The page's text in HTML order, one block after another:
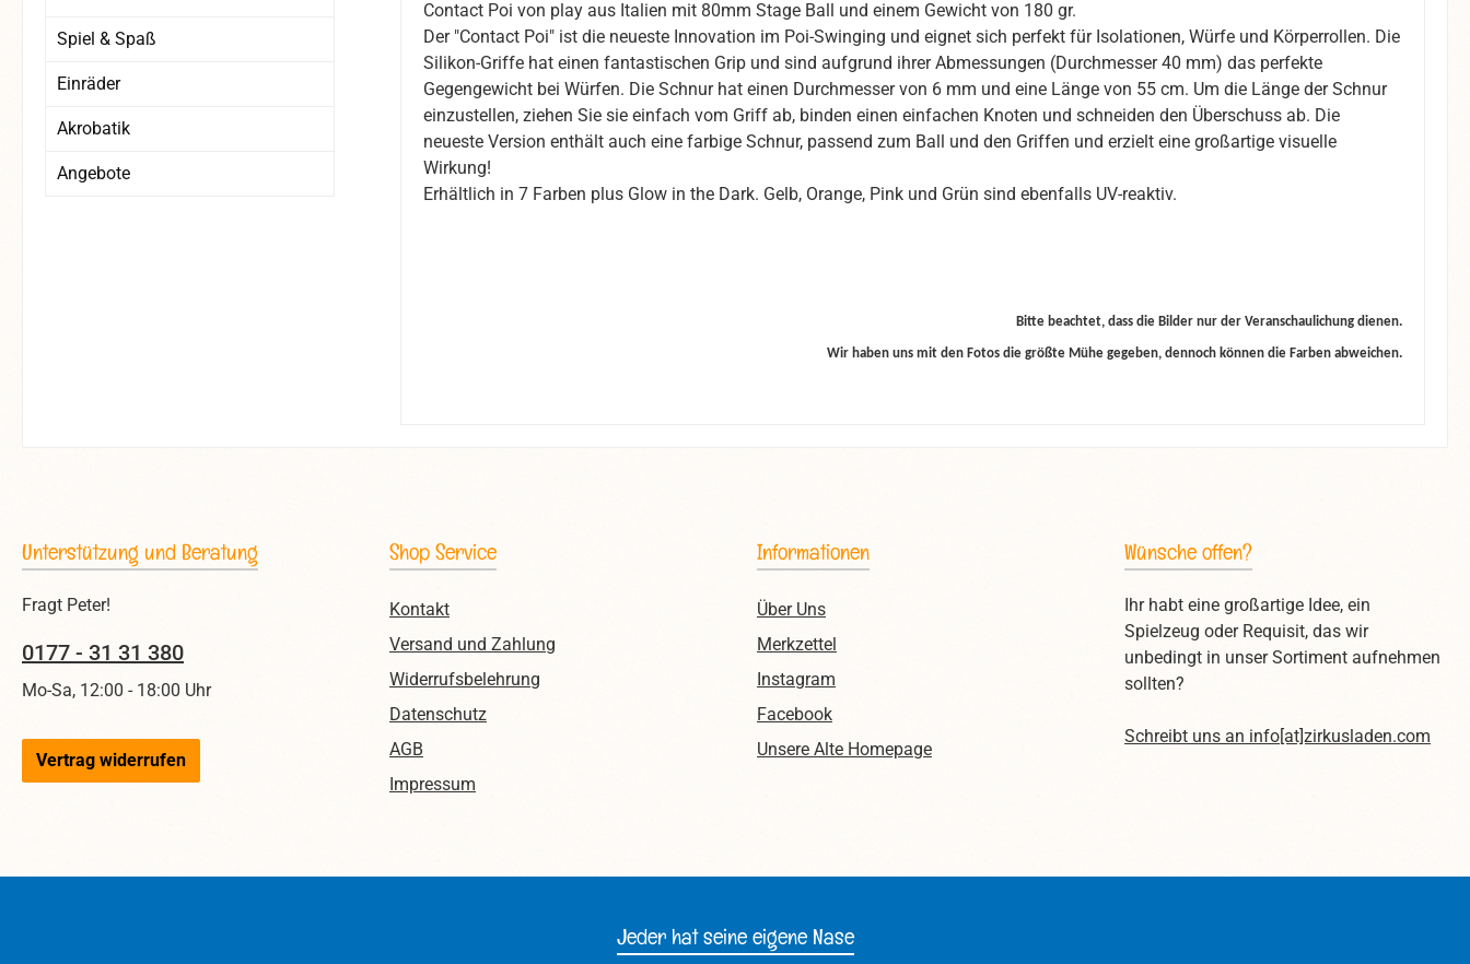
Spiel & Spaß
Einräder
Akrobatik
Angebote
Contact Poi von play aus Italien mit 80mm Stage Ball und einem Gewicht von 180 gr.
Der "Contact Poi" ist die neueste Innovation im Poi-Swinging und eignet sich perfekt für Isolationen, Würfe und Körperrollen. Die
Silikon-Griffe hat einen fantastischen Grip und sind aufgrund ihrer Abmessungen (Durchmesser 40 mm) das perfekte
Gegengewicht bei Würfen. Die Schnur hat einen Durchmesser von 6 mm und eine Länge von 55 cm. Um die Länge der Schnur
einzustellen, ziehen Sie sie einfach vom Griff ab, binden einen einfachen Knoten und schneiden den Überschuss ab. Die
neueste Version enthält auch eine farbige Schnur, passend zum Ball und den Griffen und erzielt eine großartige visuelle
Wirkung!
Erhältlich in 7 Farben plus Glow in the Dark. Gelb, Orange, Pink und Grün sind ebenfalls UV-reaktiv.
Bitte beachtet, dass die Bilder nur der Veranschaulichung dienen.
Wir haben uns mit den Fotos die größte Mühe gegeben, dennoch können die Farben abweichen.
Unterstützung und Beratung
Fragt Peter!
0177 - 31 31 380
Mo-Sa, 12:00 - 18:00 Uhr
Vertrag widerrufen
Shop Service
Kontakt
Versand und Zahlung
Widerrufsbelehrung
Datenschutz
AGB
Impressum
Informationen
Über Uns
Merkzettel
Instagram
Facebook
Unsere Alte Homepage
Wünsche offen?
Ihr habt eine großartige Idee, ein
Spielzeug oder Requisit, das wir
unbedingt in unser Sortiment aufnehmen
sollten?
Schreibt uns an info[at]zirkusladen.com
Jeder hat seine eigene Nase